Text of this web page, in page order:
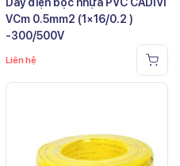
VCm 0.5mm2 (1×16/0.2 )
-300/500V
Liên hệ